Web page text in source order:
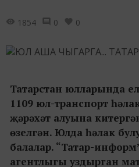
1854 0 0
Татарстан юлларында
1109 юл-транспорт
җәрәхәт алуына
өзелгән. Юлда һәлак
балалар. “Татар-
агентлыгы уздырган